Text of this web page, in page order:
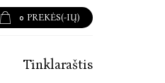
0 PREKĖS(-IŲ)
Tinklaraštis